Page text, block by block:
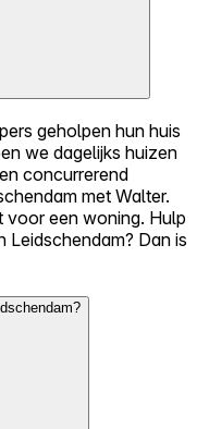
geholpen hun huis
we dagelijks huizen
concurrerend
met Walter.
voor een woning. Hulp
Leidschendam? Dan is